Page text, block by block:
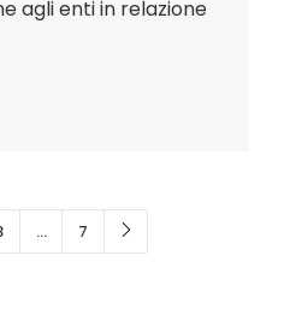
agli enti in relazione
… 7